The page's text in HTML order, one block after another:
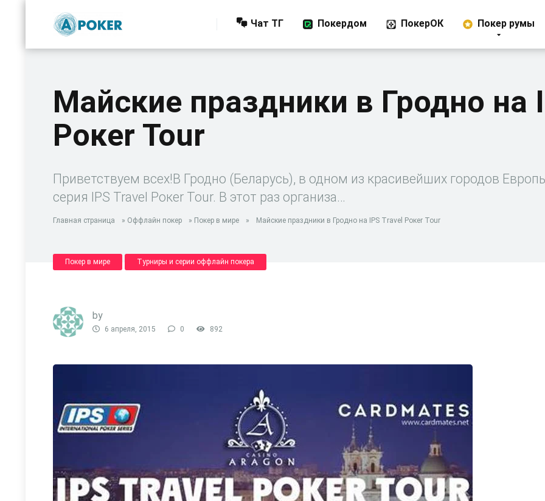
Чат ТГ Покердом ПокерОК Покер румы
Майские праздники в Гродно на
Poкer Tour
Приветствуем всех!В Гродно (Беларусь), в одном из красивейших городов
серия IPS Travel Poкer Tour. В этот раз организа…
Главная страница » Оффлайн покер » Покер в мире » Майские праздники в Гродно на IPS Travel Poкer Tour
Покер в мире Турниры и серии оффлайн покера
by
6 апреля, 2015 0 892